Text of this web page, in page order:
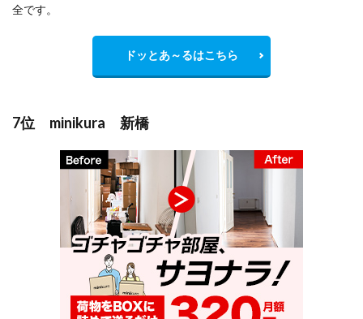
全です。
ドッとあ～るはこちら
7位 minikura 新橋